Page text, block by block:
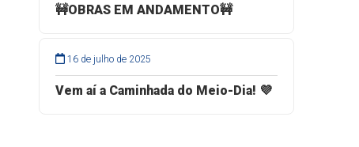
🚧OBRAS EM ANDAMENTO🚧
16 de julho de 2025
Vem aí a Caminhada do Meio-Dia! 💜